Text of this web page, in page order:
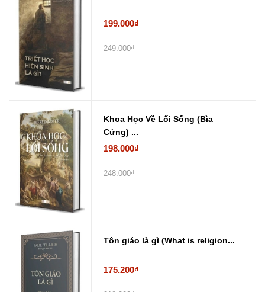
199.000₫
249.000₫
Khoa Học Về Lối Sống (Bìa
Cứng) ...
198.000₫
248.000₫
Tôn giáo là gì (What is religion...
175.200₫